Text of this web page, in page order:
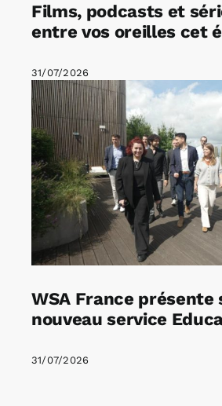
Films, podcasts et
entre vos oreilles cet
31/07/2026
WSA France présente
nouveau service
31/07/2026